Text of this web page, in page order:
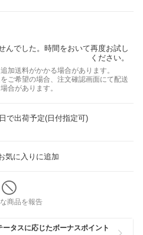
んでした。時間をおいて再度お試し
ください。
加送料がかかる場合があります。
ご希望の場合、注文確認画面にて配送
合があります。
で出荷予定(日付指定可)
気に入りに追加
商品を報告
タスに応じたボーナスポイント